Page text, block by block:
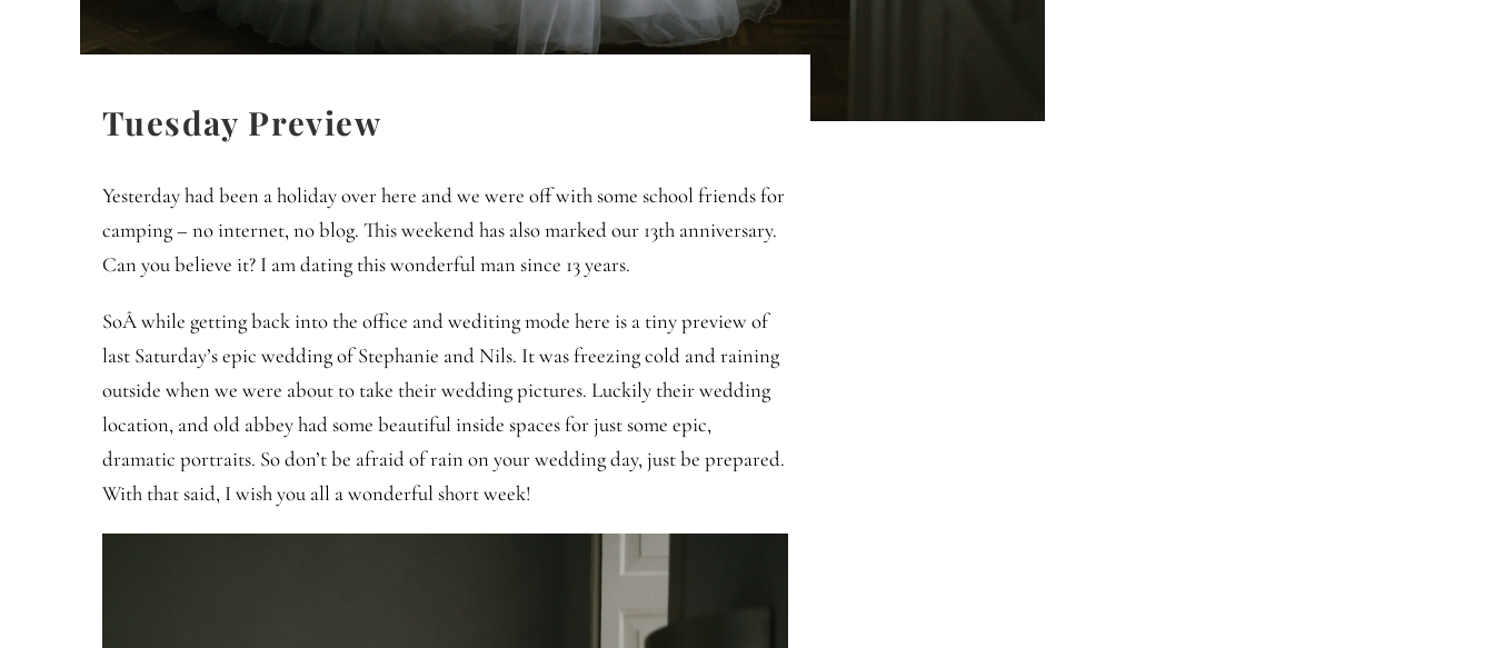
Tuesday Preview
Yesterday had been a holiday over here and we were off with some school friends for
camping – no internet, no blog. This weekend has also marked our 13th anniversary.
Can you believe it? I am dating this wonderful man since 13 years.
SoÂ while getting back into the office and wediting mode here is a tiny preview of
last Saturday’s epic wedding of Stephanie and Nils. It was freezing cold and raining
outside when we were about to take their wedding pictures. Luckily their wedding
location, and old abbey had some beautiful inside spaces for just some epic,
dramatic portraits. So don’t be afraid of rain on your wedding day, just be prepared.
With that said, I wish you all a wonderful short week!